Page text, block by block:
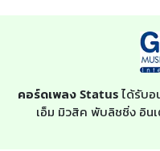
คอร์ดเพลง Statusได้รับอ
เอ็ม มิวสิค พับลิชชิ่ง อิน